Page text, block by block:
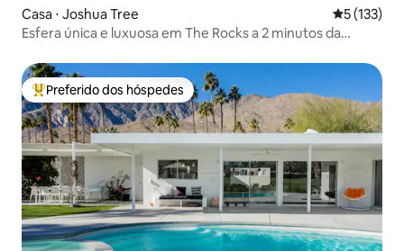
Casa ⋅ Joshua Tree 5 de uma
5 (133)
Esfera única e luxuosa em The Rocks a 2 minutos da
Entre os melhores preferidos dos hóspedes
Preferido dos hóspedes